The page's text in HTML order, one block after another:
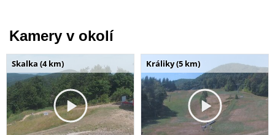
Kamery v okolí
Skalka (4 km) Králiky (5 km)